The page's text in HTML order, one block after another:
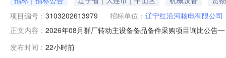
项目编号： 3103202613979 招标单位： 辽宁红沿河核电有限公司
正文内容： 2026年08月群厂转动主设备备品备件采购项目询比公告
物采购内容：压力开关[WE-1SP-EN175301-803]防爆扬
发布时间： 22小时前